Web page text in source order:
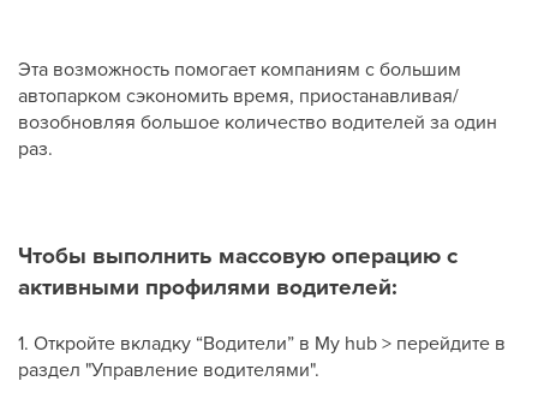
Эта возможность помогает компаниям с большим
автопарком сэкономить время, приостанавливая/
возобновляя большое количество водителей за один
раз.
Чтобы выполнить массовую операцию с
активными профилями водителей:
1. Откройте вкладку “Водители” в My hub > перейдите в
раздел "Управление водителями".